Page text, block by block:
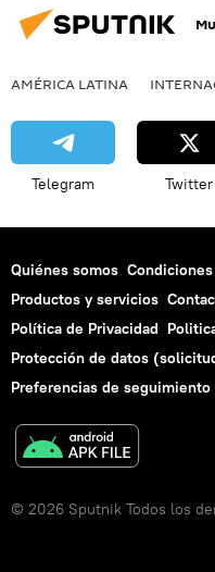
AMÉRICA LATINA
Telegram Twitter
Quiénes somos
Productos y servicios
Política de Privacidad
Protección de datos
Preferencias de seguimiento
© 2026 Sputnik Todos los